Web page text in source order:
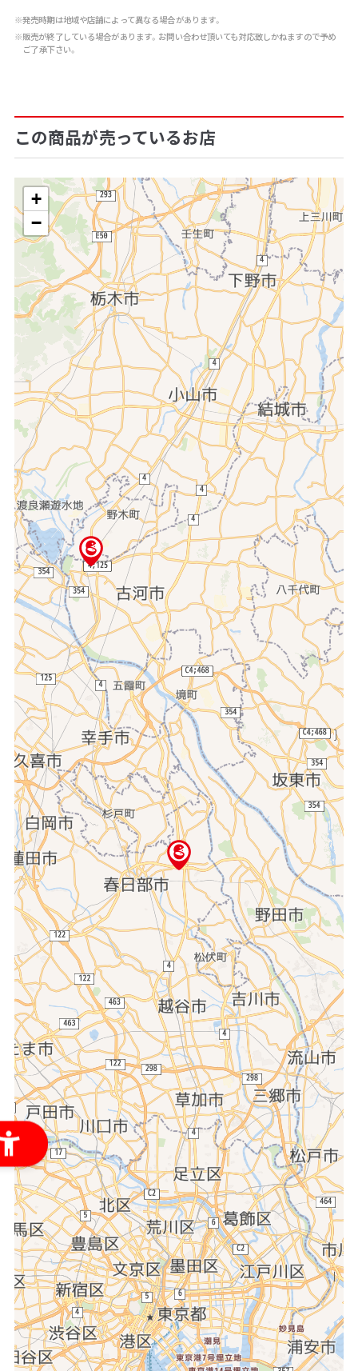
※発売時期は地域や店舗によって異なる場合があります。
※販売が終了している場合があります。お問い合わせ頂いても対応致しかねますので予め
ご了承下さい。
この商品が売っているお店
+
−